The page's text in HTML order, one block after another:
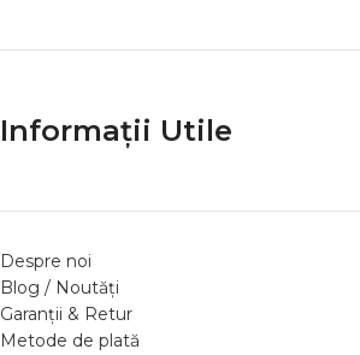
Informații Utile
Despre noi
Blog / Noutăți
Garanții & Retur
Metode de plată